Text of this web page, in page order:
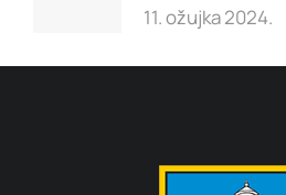
11. ožujka 2024.